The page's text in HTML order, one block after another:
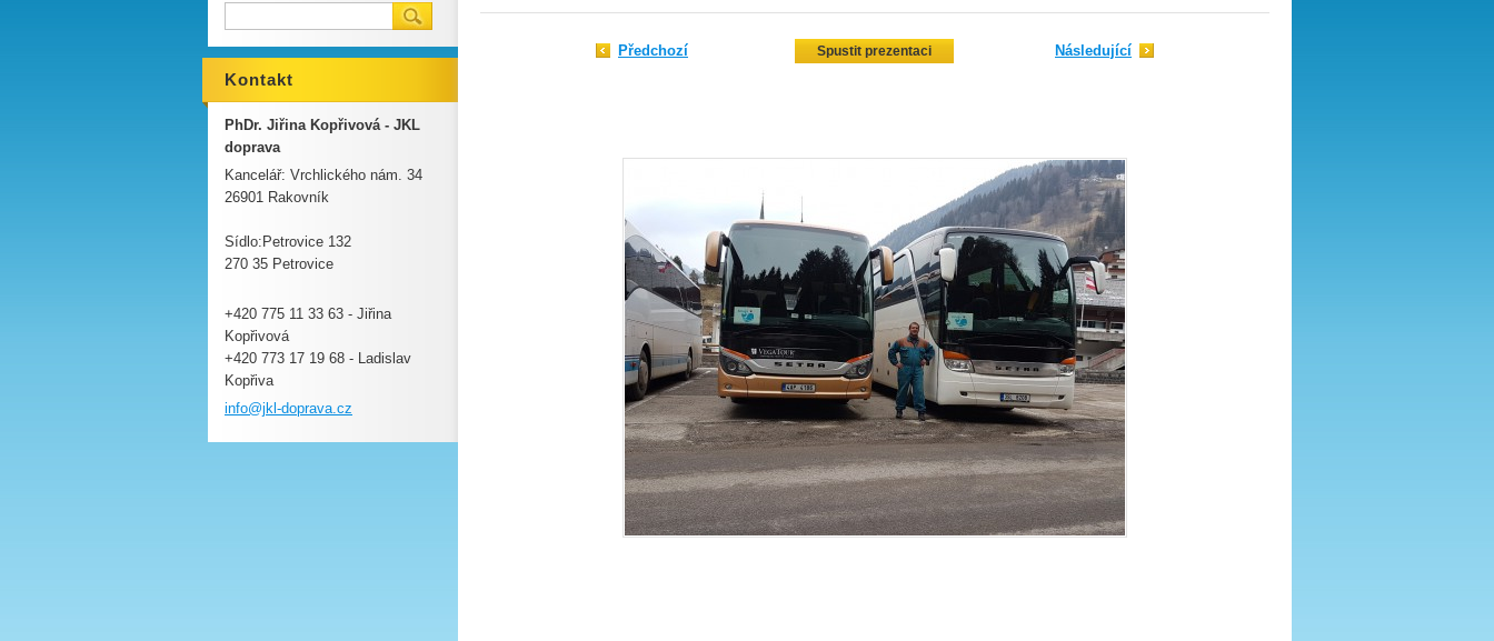
Předchozí Spustit prezentaci Následující
Kontakt
PhDr. Jiřina Kopřivová - JKL
doprava
Kancelář: Vrchlického nám. 34
26901 Rakovník
Sídlo:Petrovice 132
270 35 Petrovice
+420 775 11 33 63 - Jiřina
Kopřivová
+420 773 17 19 68 - Ladislav
Kopřiva
info@jkl -doprava.cz